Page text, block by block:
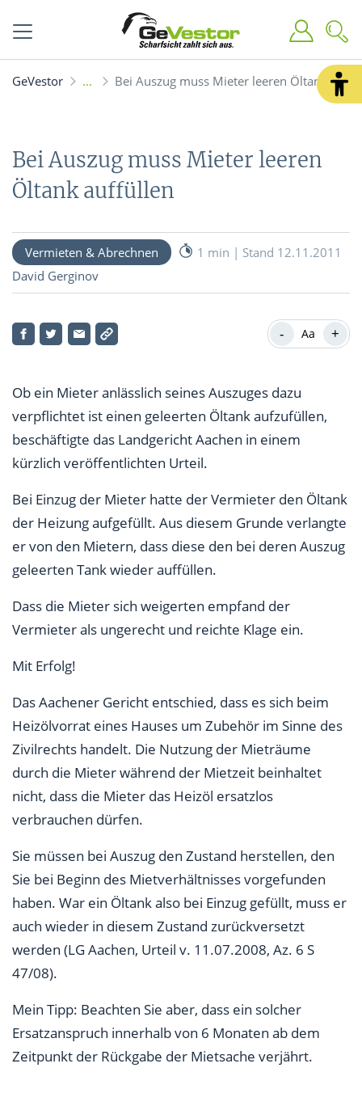
GeVestor Bei Auszug muss Mieter leeren Öltank
Bei Auszug muss Mieter leeren
Öltank auffüllen
Vermieten & Abrechnen
1 min | Stand 12.11.2011
David Gerginov
- Aa +
Ob ein Mieter anlässlich seines Auszuges dazu
verpflichtet ist einen geleerten Öltank aufzufüllen,
beschäftigte das Landgericht Aachen in einem
kürzlich veröffentlichten Urteil.
Bei Einzug der Mieter hatte der Vermieter den Öltank
der Heizung aufgefüllt. Aus diesem Grunde verlangte
er von den Mietern, dass diese den bei deren Auszug
geleerten Tank wieder auffüllen.
Dass die Mieter sich weigerten empfand der
Vermieter als ungerecht und reichte Klage ein.
Mit Erfolg!
Das Aachener Gericht entschied, dass es sich beim
Heizölvorrat eines Hauses um Zubehör im Sinne des
Zivilrechts handelt. Die Nutzung der Mieträume
durch die Mieter während der Mietzeit beinhaltet
nicht, dass die Mieter das Heizöl ersatzlos
verbrauchen dürfen.
Sie müssen bei Auszug den Zustand herstellen, den
Sie bei Beginn des Mietverhältnisses vorgefunden
haben. War ein Öltank also bei Einzug gefüllt, muss er
auch wieder in diesem Zustand zurückversetzt
werden (LG Aachen, Urteil v. 11.07.2008, Az. 6 S
47/08).
Mein Tipp: Beachten Sie aber, dass ein solcher
Ersatzanspruch innerhalb von 6 Monaten ab dem
Zeitpunkt der Rückgabe der Mietsache verjährt.